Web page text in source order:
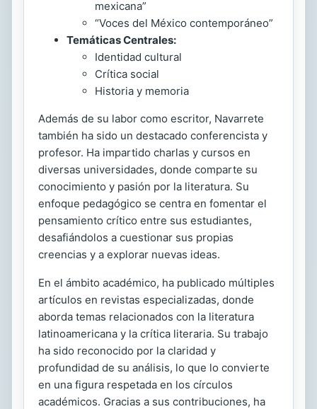
mexicana”
“Voces del México contemporáneo”
Temáticas Centrales:
Identidad cultural
Crítica social
Historia y memoria
Además de su labor como escritor, Navarrete
también ha sido un destacado conferencista y
profesor. Ha impartido charlas y cursos en
diversas universidades, donde comparte su
conocimiento y pasión por la literatura. Su
enfoque pedagógico se centra en fomentar el
pensamiento crítico entre sus estudiantes,
desafiándolos a cuestionar sus propias
creencias y a explorar nuevas ideas.
En el ámbito académico, ha publicado múltiples
artículos en revistas especializadas, donde
aborda temas relacionados con la literatura
latinoamericana y la crítica literaria. Su trabajo
ha sido reconocido por la claridad y
profundidad de su análisis, lo que lo convierte
en una figura respetada en los círculos
académicos. Gracias a sus contribuciones, ha